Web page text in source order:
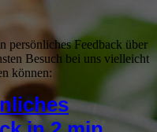
persönliches Feedback über
Besuch bei uns vielleicht
können: